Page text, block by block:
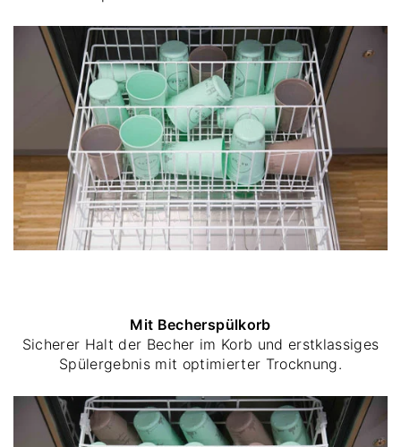
Mit Becherspülkorb
Sicherer Halt der Becher im Korb und erstklassiges
Spülergebnis mit optimierter Trocknung.